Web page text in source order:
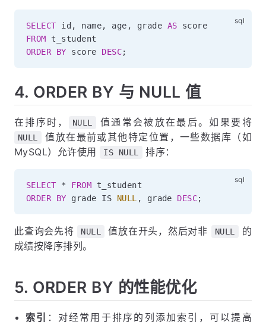
SELECT id , name, age , grade AS
FROM
ORDER
BY score DESC;
4. ORDER BY 与 NULL 值
在排序时， NULL 值通常会被放在最后。如果要将
NULL
值放在最前或其他特定位置，一些数据库（如
MySQL）允许使用
IS NULL 排序：
SELECT * FROM
ORDER
BY grade IS NULL , grade DESC;
此查询会先将 NULL 值放在开头，然后对非 NULL
的
成绩按降序排列。
5. ORDER BY 的性能优化
索引 ：对经常用于排序的列添加索引，可以提高